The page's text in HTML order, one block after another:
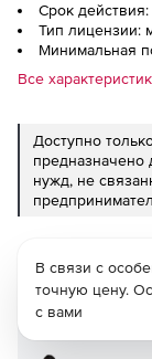
Срок
Тип лицензии:
Минимальная
Все
Доступно
нужд, не
В связи с
точную цену.
с вами